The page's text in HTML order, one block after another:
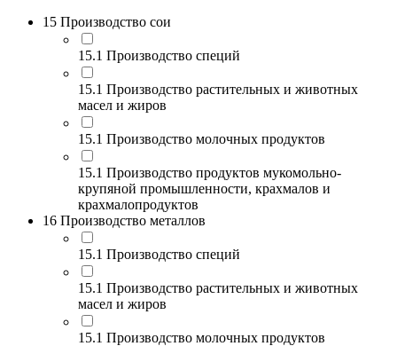
15 Производство сои
15.1 Производство специй
15.1 Производство растительных и животных
масел и жиров
15.1 Производство молочных продуктов
15.1 Производство продуктов мукомольно-
крупяной промышленности, крахмалов и
крахмалопродуктов
16 Производство металлов
15.1 Производство специй
15.1 Производство растительных и животных
масел и жиров
15.1 Производство молочных продуктов